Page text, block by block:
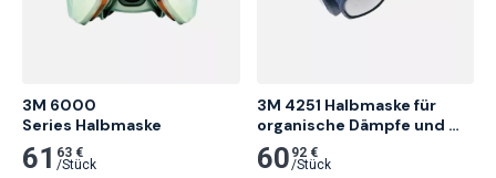
3M 6000
Series Halbmaske
61 63 €
/Stück
3M 4251 Halbmaske für
organische Dämpfe und
Stäube
60 92 €
/Stück